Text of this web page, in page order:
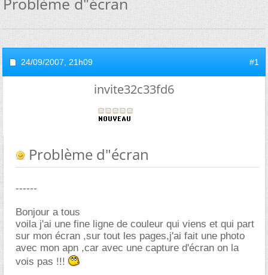
24/09/2007, 21h09 #1
invite32c33fd6
Problème d"écran
------
Bonjour a tous
voila j'ai une fine ligne de couleur qui viens et qui part
sur mon écran ,sur tout les pages,j'ai fait une photo
avec mon apn ,car avec une capture d'écran on la
vois pas !!!